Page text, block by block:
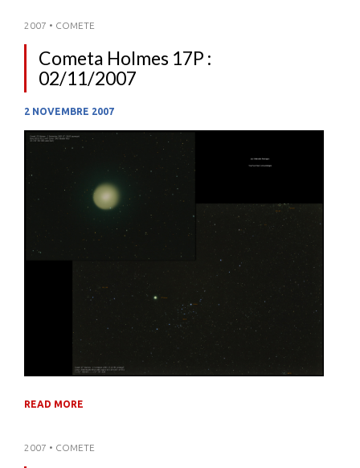
2007 • COMETE
Cometa Holmes 17P :
02/11/2007
2 NOVEMBRE 2007
READ MORE
2007 • COMETE